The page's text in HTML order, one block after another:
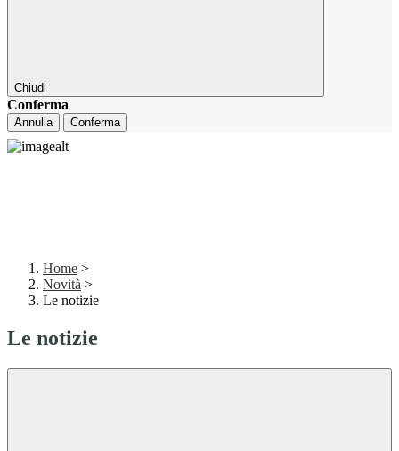
Chiudi
Conferma
Annulla Conferma
Home >
Novità >
Le notizie
Le notizie